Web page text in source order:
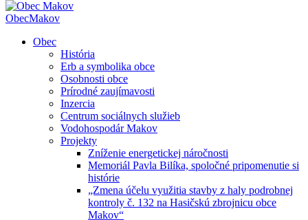
ObecMakov
Obec
História
Erb a symbolika obce
Osobnosti obce
Prírodné zaujímavosti
Inzercia
Centrum sociálnych služieb
Vodohospodár Makov
Projekty
Zníženie energetickej náročnosti
Memoriál Pavla Bilíka, spoločné pripomenutie si
histórie
„Zmena účelu využitia stavby z haly podrobnej
kontroly č. 132 na Hasičskú zbrojnicu obce
Makov“